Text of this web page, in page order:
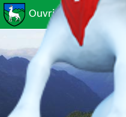
Ouvrir le menu